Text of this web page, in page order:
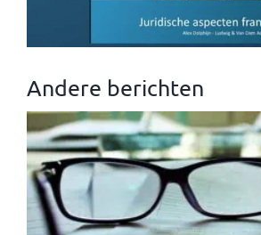
Andere berichten